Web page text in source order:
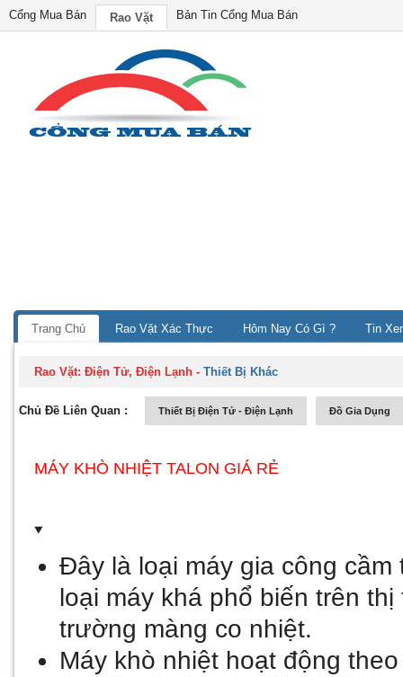
Cổng Mua Bán Rao Vặt Bản Tin Cổng Mua Bán
Trang Chủ Rao Vặt Xác Thực Hôm Nay Có Gì ? Tin
Rao Vặt:Điện Tử, Điện Lạnh -Thiết Bị Khác
Chủ Đề Liên Quan : Thiết Bị Điện Tử - Điện Lạnh Đồ Gia Dụng
MÁY KHÒ NHIỆT TALON GIÁ RẺ
Đây là loại máy gia công
loại máy khá phổ biến trên
trường màng co nhiệt.
Máy khò nhiệt hoạt động